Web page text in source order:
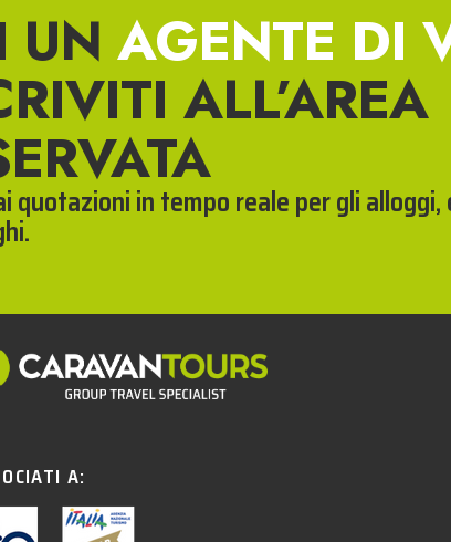
UNAGENTE DI
ALL’AREA
quotazioni in tempo reale per gli
A: